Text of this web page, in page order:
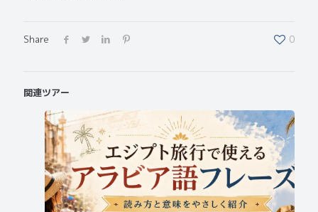
Share 0
関連ツアー